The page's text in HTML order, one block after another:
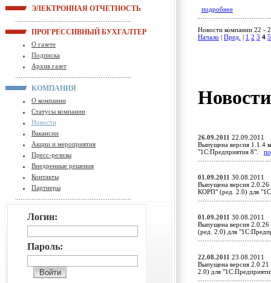
ЭЛЕКТРОННАЯ ОТЧЕТНОСТЬ
ПРОГРЕССИВНЫЙ БУХГАЛТЕР
О газете
Подписка
Архив газет
КОМПАНИЯ
О компании
Статусы компании
Новости
Вакансии
Акции и мероприятия
Пресс-релизы
Внедренные решения
Контакты
Партнеры
Логин:
Пароль:
подробнее
Новости компании 22 -
Начало
Пред. 1 2 3 4 5
26.09.2011 22.09.2011
Выпущена версия 1.1.4
"1С:Предприятия 8".
01.09.2011 30.08.2011
Выпущена версия 2.0.26
КОРП" (ред. 2.0) для
01.09.2011 30.08.2011
Выпущена версия 2.0.26
(ред. 2.0) для
22.08.2011 23.08.2011
Выпущена версия
2.0) для